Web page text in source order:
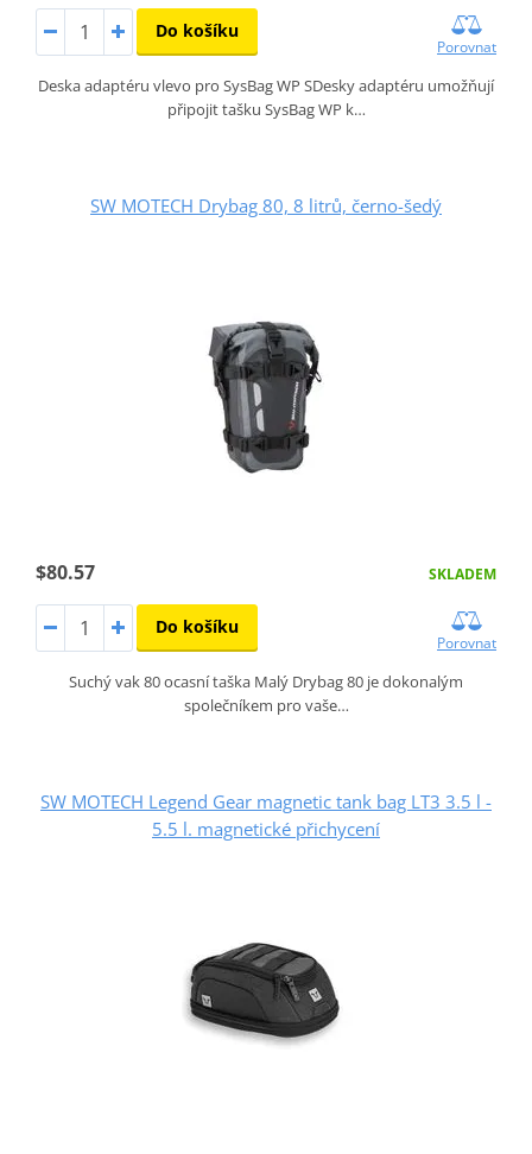
Do košíku
Porovnat
Deska adaptéru vlevo pro SysBag WP SDesky adaptéru umožňují
připojit tašku SysBag WP k…
SW MOTECH Drybag 80, 8 litrů, černo-šedý
$80.57 SKLADEM
Do košíku
Porovnat
Suchý vak 80 ocasní taška Malý Drybag 80 je dokonalým
společníkem pro vaše…
SW MOTECH Legend Gear magnetic tank bag LT3 3.5 l -
5.5 l. magnetické přichycení